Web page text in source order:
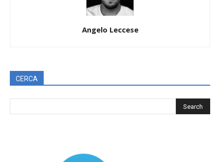
Angelo Leccese
CERCA